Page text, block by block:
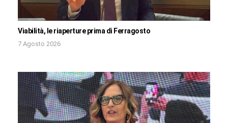
Viabilità, le riaperture prima di Ferragosto
7 Agosto 2026